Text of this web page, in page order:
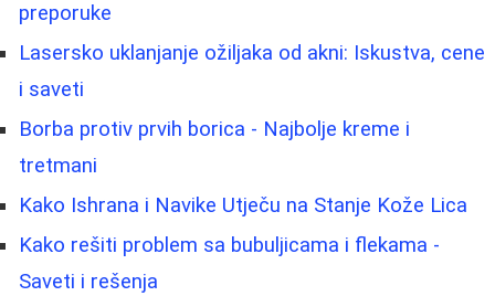
preporuke
Lasersko uklanjanje ožiljaka od akni: Iskustva, cene
i saveti
Borba protiv prvih borica - Najbolje kreme i
tretmani
Kako Ishrana i Navike Utječu na Stanje Kože Lica
Kako rešiti problem sa bubuljicama i flekama -
Saveti i rešenja